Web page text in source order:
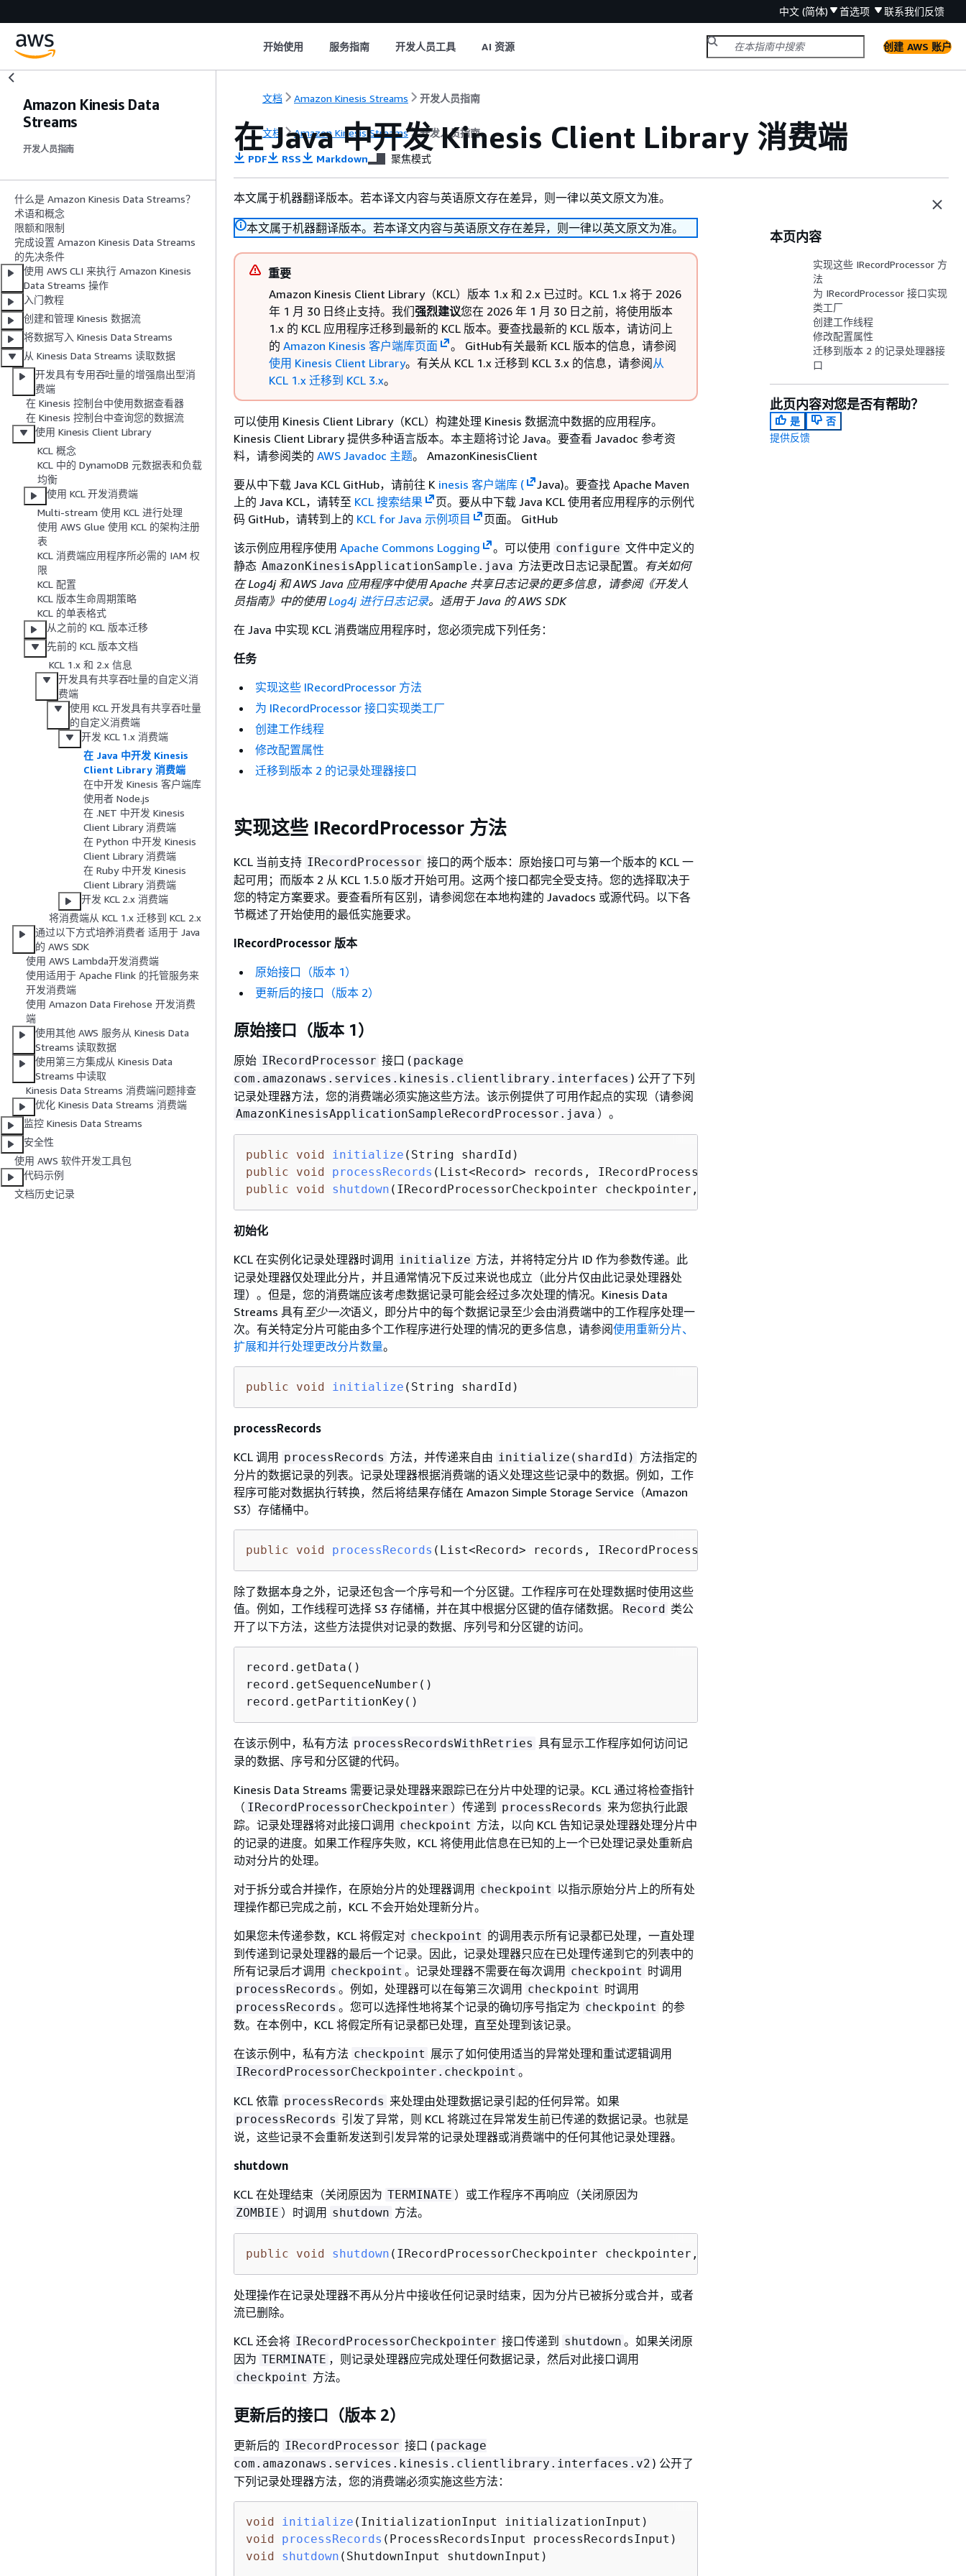
中文 (简体) 首选项 联系我们反馈
开始使用 服务指南 开发人员工具 AI 资源 创建 AWS 账户
Amazon Kinesis Data
Streams
开发人员指南
什么是 Amazon Kinesis Data Streams？
术语和概念
限额和限制
完成设置 Amazon Kinesis Data Streams
的先决条件
使用 AWS CLI 来执行 Amazon Kinesis
Data Streams 操作
入门教程
创建和管理 Kinesis 数据流
将数据写入 Kinesis Data Streams
从 Kinesis Data Streams 读取数据
开发具有专用吞吐量的增强扇出型消
费端
在 Kinesis 控制台中使用数据查看器
在 Kinesis 控制台中查询您的数据流
使用 Kinesis Client Library
KCL 概念
KCL 中的 DynamoDB 元数据表和负载
均衡
使用 KCL 开发消费端
Multi-stream 使用 KCL 进行处理
使用 AWS Glue 使用 KCL 的架构注册
表
KCL 消费端应用程序所必需的 IAM 权
限
KCL 配置
KCL 版本生命周期策略
KCL 的单表格式
从之前的 KCL 版本迁移
先前的 KCL 版本文档
KCL 1.x 和 2.x 信息
开发具有共享吞吐量的自定义消
费端
使用 KCL 开发具有共享吞吐量
的自定义消费端
开发 KCL 1.x 消费端
在 Java 中开发 Kinesis
Client Library 消费端
在中开发 Kinesis 客户端库
使用者 Node.js
在 .NET 中开发 Kinesis
Client Library 消费端
在 Python 中开发 Kinesis
Client Library 消费端
在 Ruby 中开发 Kinesis
Client Library 消费端
开发 KCL 2.x 消费端
将消费端从 KCL 1.x 迁移到 KCL 2.x
通过以下方式培养消费者 适用于 Java
的 AWS SDK
使用 AWS Lambda开发消费端
使用适用于 Apache Flink 的托管服务来
开发消费端
使用 Amazon Data Firehose 开发消费
端
使用其他 AWS 服务从 Kinesis Data
Streams 读取数据
使用第三方集成从 Kinesis Data
Streams 中读取
Kinesis Data Streams 消费端问题排查
优化 Kinesis Data Streams 消费端
监控 Kinesis Data Streams
安全性
使用 AWS 软件开发工具包
代码示例
文档历史记录
文档 Amazon Kinesis Streams 开发人员指南
文档 Amazon Kinesis Streams 开发人员指南
在 Java 中开发 Kinesis Client Library 消费端
PDF RSS Markdown 聚焦模式
本文属于机器翻译版本。若本译文内容与英语原文存在差异，则一律以英文原文为准。
本文属于机器翻译版本。若本译文内容与英语原文存在差异，则一律以英文原文为准。
重要
Amazon Kinesis Client Library（KCL）版本 1.x 和 2.x 已过时。KCL 1.x 将于 2026
年 1 月 30 日终止支持。我们强烈建议您在 2026 年 1 月 30 日之前，将使用版本
1.x 的 KCL 应用程序迁移到最新的 KCL 版本。要查找最新的 KCL 版本，请访问上
的 Amazon Kinesis 客户端库页面
。 GitHub有关最新 KCL 版本的信息，请参阅
使用 Kinesis Client Library。有关从 KCL 1.x 迁移到 KCL 3.x 的信息，请参阅从
KCL 1.x 迁移到 KCL 3.x。
可以使用 Kinesis Client Library（KCL）构建处理 Kinesis 数据流中数据的应用程序。
Kinesis Client Library 提供多种语言版本。本主题将讨论 Java。要查看 Javadoc 参考资
料，请参阅类的 AWS Javadoc 主题。 AmazonKinesisClient
要从中下载 Java KCL GitHub，请前往 K inesis 客户端库 (
Java)。要查找 Apache Maven
上的 Java KCL，请转至 KCL 搜索结果
页。要从中下载 Java KCL 使用者应用程序的示例代
码 GitHub，请转到上的 KCL for Java 示例项目
页面。 GitHub
该示例应用程序使用 Apache Commons Logging 。可以使用 configure 文件中定义的
静态 AmazonKinesisApplicationSample.java 方法更改日志记录配置。 有关如何
在 Log4j 和 AWS Java 应用程序中使用 Apache 共享日志记录的更多信息，请参阅《开发人
员指南》中的使用Log4j 进行日志记录。适用于 Java 的 AWS SDK
在 Java 中实现 KCL 消费端应用程序时，您必须完成下列任务：
任务
实现这些 IRecordProcessor 方法
为 IRecordProcessor 接口实现类工厂
创建工作线程
修改配置属性
迁移到版本 2 的记录处理器接口
实现这些 IRecordProcessor 方法
KCL 当前支持 IRecordProcessor 接口的两个版本：原始接口可与第一个版本的 KCL 一
起可用；而版本 2 从 KCL 1.5.0 版才开始可用。这两个接口都完全受支持。您的选择取决于
您的特定方案要求。要查看所有区别，请参阅您在本地构建的 Javadocs 或源代码。以下各
节概述了开始使用的最低实施要求。
IRecordProcessor 版本
原始接口（版本 1）
更新后的接口（版本 2）
原始接口（版本 1）
原始 IRecordProcessor 接口 ( package
com.amazonaws.services.kinesis.clientlibrary.interfaces ) 公开了下列
记录处理器方法，您的消费端必须实施这些方法。该示例提供了可用作起点的实现（请参阅
AmazonKinesisApplicationSampleRecordProcessor.java ）。
public void initialize (String shardId)
public
void processRecords (List<Record> records, IRecordProcessorCheckpointer checkpointer)
public
void shutdown (IRecordProcessorCheckpointer checkpointer, ShutdownReason reason)
初始化
KCL 在实例化记录处理器时调用 initialize 方法，并将特定分片 ID 作为参数传递。此
记录处理器仅处理此分片，并且通常情况下反过来说也成立（此分片仅由此记录处理器处
理）。但是，您的消费端应该考虑数据记录可能会经过多次处理的情况。Kinesis Data
Streams 具有 至少一次语义，即分片中的每个数据记录至少会由消费端中的工作程序处理一
次。有关特定分片可能由多个工作程序进行处理的情况的更多信息，请参阅使用重新分片、
扩展和并行处理更改分片数量。
public void initialize (String shardId)
processRecords
KCL 调用 processRecords 方法，并传递来自由 initialize(shardId) 方法指定的
分片的数据记录的列表。记录处理器根据消费端的语义处理这些记录中的数据。例如，工作
程序可能对数据执行转换，然后将结果存储在 Amazon Simple Storage Service（Amazon
S3）存储桶中。
public void processRecords (List<Record> records, IRecordProcessorCheckpointer checkpointer)
除了数据本身之外，记录还包含一个序号和一个分区键。工作程序可在处理数据时使用这些
值。例如，工作线程可选择 S3 存储桶，并在其中根据分区键的值存储数据。
Record 类公
开了以下方法，这些方法提供对记录的数据、序列号和分区键的访问。
record.getData()
record.getSequenceNumber()
record.getPartitionKey()
在该示例中，私有方法 processRecordsWithRetries 具有显示工作程序如何访问记
录的数据、序号和分区键的代码。
Kinesis Data Streams 需要记录处理器来跟踪已在分片中处理的记录。KCL 通过将检查指针
（ IRecordProcessorCheckpointer ）传递到 processRecords 来为您执行此跟
踪。记录处理器将对此接口调用 checkpoint 方法，以向 KCL 告知记录处理器处理分片中
的记录的进度。如果工作程序失败，KCL 将使用此信息在已知的上一个已处理记录处重新启
动对分片的处理。
对于拆分或合并操作，在原始分片的处理器调用 checkpoint 以指示原始分片上的所有处
理操作都已完成之前，KCL 不会开始处理新分片。
如果您未传递参数，KCL 将假定对 checkpoint 的调用表示所有记录都已处理，一直处理
到传递到记录处理器的最后一个记录。因此，记录处理器只应在已处理传递到它的列表中的
所有记录后才调用 checkpoint 。记录处理器不需要在每次调用 checkpoint 时调用
processRecords 。例如，处理器可以在每第三次调用 checkpoint 时调用
processRecords 。您可以选择性地将某个记录的确切序号指定为 checkpoint 的参
数。在本例中，KCL 将假定所有记录都已处理，直至处理到该记录。
在该示例中，私有方法 checkpoint 展示了如何使用适当的异常处理和重试逻辑调用
IRecordProcessorCheckpointer.checkpoint 。
KCL 依靠 processRecords 来处理由处理数据记录引起的任何异常。如果
processRecords 引发了异常，则 KCL 将跳过在异常发生前已传递的数据记录。也就是
说，这些记录不会重新发送到引发异常的记录处理器或消费端中的任何其他记录处理器。
shutdown
KCL 在处理结束（关闭原因为 TERMINATE ）或工作程序不再响应（关闭原因为
ZOMBIE ）时调用 shutdown 方法。
public void shutdown (IRecordProcessorCheckpointer checkpointer, ShutdownReason reason)
处理操作在记录处理器不再从分片中接收任何记录时结束，因为分片已被拆分或合并，或者
流已删除。
KCL 还会将 IRecordProcessorCheckpointer 接口传递到 shutdown 。如果关闭原
因为 TERMINATE ，则记录处理器应完成处理任何数据记录，然后对此接口调用
checkpoint 方法。
更新后的接口（版本 2）
更新后的 IRecordProcessor 接口 ( package
com.amazonaws.services.kinesis.clientlibrary.interfaces.v2 ) 公开了
下列记录处理器方法，您的消费端必须实施这些方法：
void initialize (InitializationInput initializationInput)
void
processRecords (ProcessRecordsInput processRecordsInput)
void
shutdown (ShutdownInput shutdownInput)
本页内容
实现这些 IRecordProcessor 方
法
为 IRecordProcessor 接口实现
类工厂
创建工作线程
修改配置属性
迁移到版本 2 的记录处理器接
口
此页内容对您是否有帮助？
是
否
提供反馈